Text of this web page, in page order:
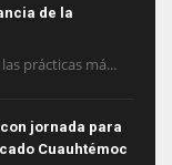
de la
prácticas má...
jornada para
Cuauhtémoc